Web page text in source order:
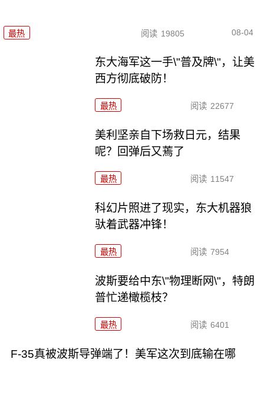
最热 阅读 19805 08-04
东大海军这一手\"普及牌\"，让美
西方彻底破防！
最热 阅读 22677
美利坚亲自下场救日元，结果
呢？回弹后又蔫了
最热 阅读 11547
科幻片照进了现实，东大机器狼
驮着武器冲锋！
最热 阅读 7954
波斯要给中东\"物理断网\"，特朗
普忙递橄榄枝？
最热 阅读 6401
F-35真被波斯导弹端了！美军这次到底输在哪